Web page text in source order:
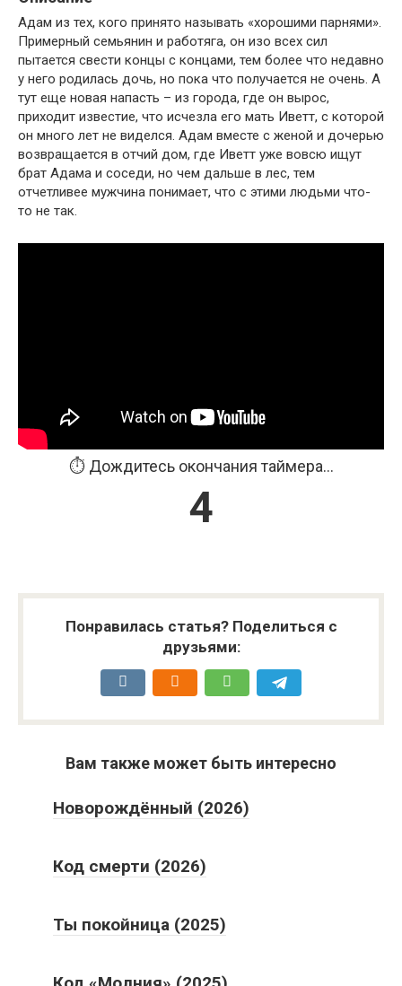
Адам из тех, кого принято называть «хорошими парнями».
Примерный семьянин и работяга, он изо всех сил
пытается свести концы с концами, тем более что недавно
у него родилась дочь, но пока что получается не очень. А
тут еще новая напасть – из города, где он вырос,
приходит известие, что исчезла его мать Иветт, с которой
он много лет не виделся. Адам вместе с женой и дочерью
возвращается в отчий дом, где Иветт уже вовсю ищут
брат Адама и соседи, но чем дальше в лес, тем
отчетливее мужчина понимает, что с этими людьми что-
то не так.
⏱️ Дождитесь окончания таймера...
3
Понравилась статья? Поделиться с
друзьями:
Вам также может быть интересно
Новорождённый (2026)
Код смерти (2026)
Ты покойница (2025)